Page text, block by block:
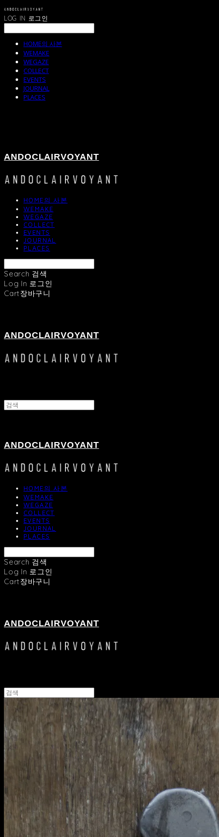
LOG IN 로그인
HOME의 사본
WEMAKE
WEGAZE
COLLECT
EVENTS
JOURNAL
PLACES
ANDOCLAIRVOYANT
HOME의 사본
WEMAKE
WEGAZE
COLLECT
EVENTS
JOURNAL
PLACES
Search 검색
Log In 로그인
Cart장바구니
ANDOCLAIRVOYANT
ANDOCLAIRVOYANT
HOME의 사본
WEMAKE
WEGAZE
COLLECT
EVENTS
JOURNAL
PLACES
Search 검색
Log In 로그인
Cart장바구니
ANDOCLAIRVOYANT